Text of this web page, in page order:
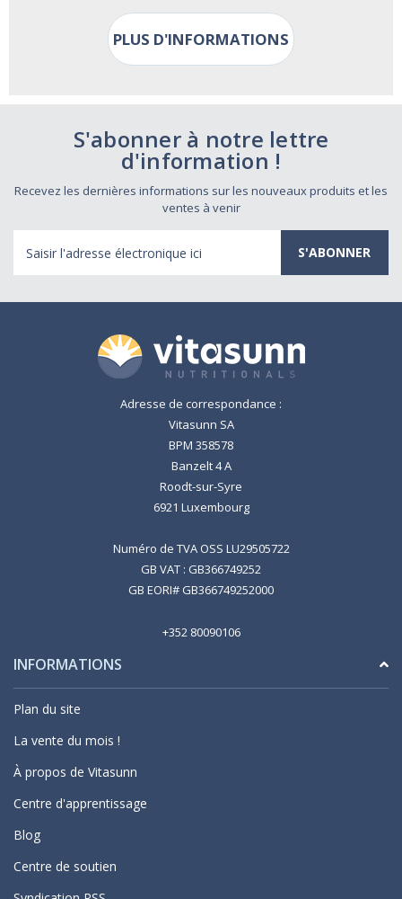
PLUS D'INFORMATIONS
S'abonner à notre lettre
d'information !
Recevez les dernières informations sur les nouveaux produits et les
ventes à venir
électronique
Adresse de correspondance :
Vitasunn SA
BPM 358578
Banzelt 4 A
Roodt-sur-Syre
6921 Luxembourg
Numéro de TVA OSS LU29505722
GB VAT : GB366749252
GB EORI# GB366749252000
+352 80090106
INFORMATIONS
Plan du site
La vente du mois !
À propos de Vitasunn
Centre d'apprentissage
Blog
Centre de soutien